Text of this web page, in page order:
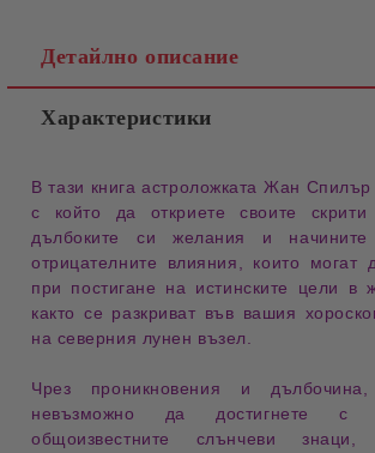
Детайлно описание
Характеристики
В тази книга астроложката Жан Спилър
с който да откриете своите
дълбоките си желания и начините
отрицателните влияния, които могат
при постигане на истинските цели в
както се разкриват във вашия
на северния лунен възел.
Чрез проникновения и
невъзможно да достигнете с
общоизвестните слънчеви